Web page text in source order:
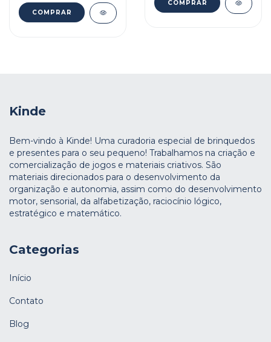
Kinde
Bem-vindo à Kinde! Uma curadoria especial de brinquedos
e presentes para o seu pequeno! Trabalhamos na criação e
comercialização de jogos e materiais criativos. São
materiais direcionados para o desenvolvimento da
organização e autonomia, assim como do desenvolvimento
motor, sensorial, da alfabetização, raciocínio lógico,
estratégico e matemático.
Categorias
Início
Contato
Blog